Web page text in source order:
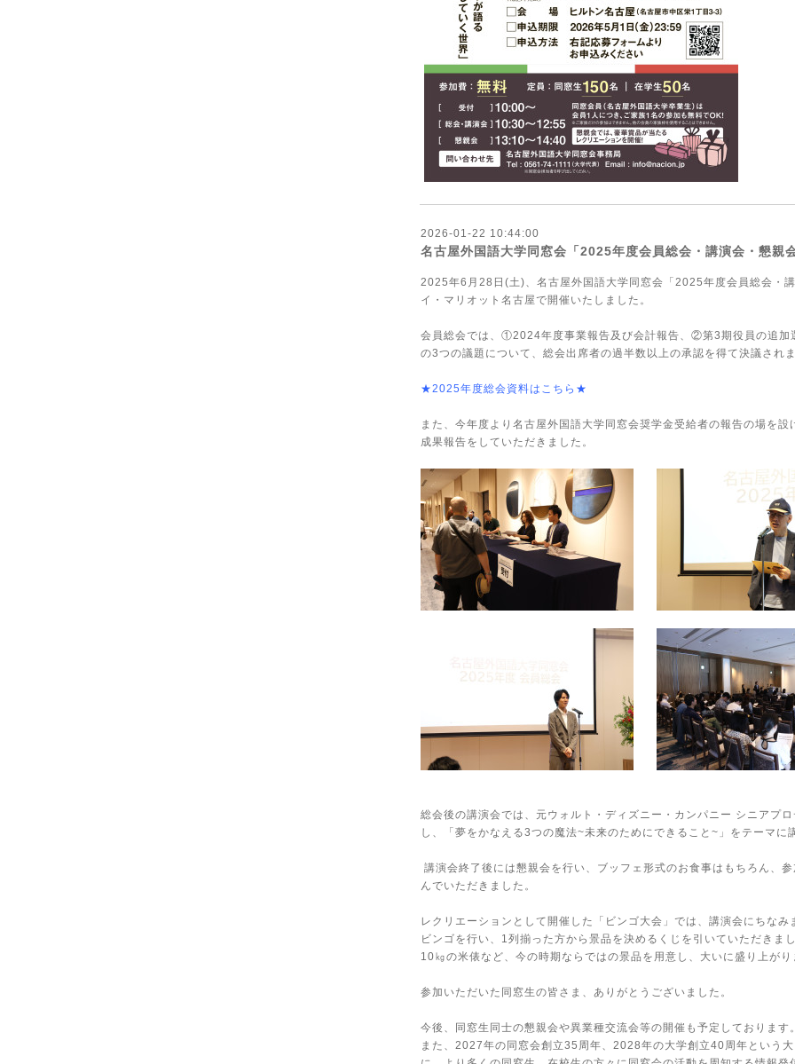
2026-01-22 10:44:00
名古屋外国語大学同窓会「2025年度会員総会・講演会・懇親
2025年6月28日(土)、名古屋外国語大学同窓会「2025年度会員総会・
イ・マリオット名古屋で開催いたしました。
会員総会では、①2024年度事業報告及び会計報告、②第3期役員の追
の3つの議題について、総会出席者の過半数以上の承認を得て決議され
★2025年度総会資料はこちら★
また、今年度より名古屋外国語大学同窓会奨学金受給者の報告の場を
成果報告をしていただきました。
総会後の講演会では、元ウォルト・ディズニー・カンパニー シニアプ
し、「夢をかなえる3つの魔法~未来のためにできること~」をテーマに
講演会終了後には懇親会を行い、ブッフェ形式のお食事はもちろん、
んでいただきました。
レクリエーションとして開催した「ビンゴ大会」では、講演会にちな
ビンゴを行い、1列揃った方から景品を決めるくじを引いていただきま
10㎏の米俵など、今の時期ならではの景品を用意し、大いに盛り上が
参加いただいた同窓生の皆さま、ありがとうございました。
今後、同窓生同士の懇親会や異業種交流会等の開催も予定しております
また、2027年の同窓会創立35周年、2028年の大学創立40周年という